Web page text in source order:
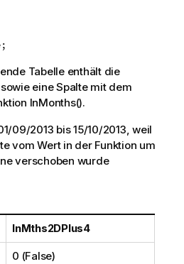
Tabelle enthält die
eine Spalte mit dem
InMonths().
09/2013 bis15/10/2013, weil
vom Wert in der Funktion um
verschoben wurde
InMths2DPlus4
0 (False)